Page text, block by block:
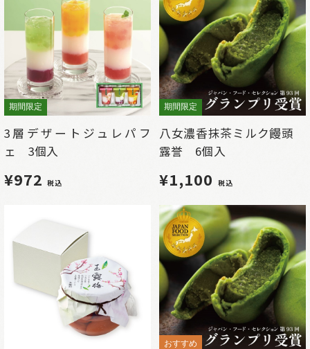
期間限定
3層デザートジュレパフ
ェ 3個入
¥972税込
期間限定
八女濃香抹茶ミルク饅頭
露誉 6個入
¥1,100 税込
おすすめ